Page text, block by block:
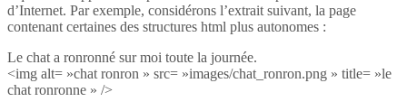
d’Internet. Par exemple, considérons l’extrait suivant, la page
contenant certaines des structures html plus autonomes :
Le chat a ronronné sur moi toute la journée.
<img alt= »chat ronron » src= »images/chat_ronron.png » title= »le
chat ronronne » />